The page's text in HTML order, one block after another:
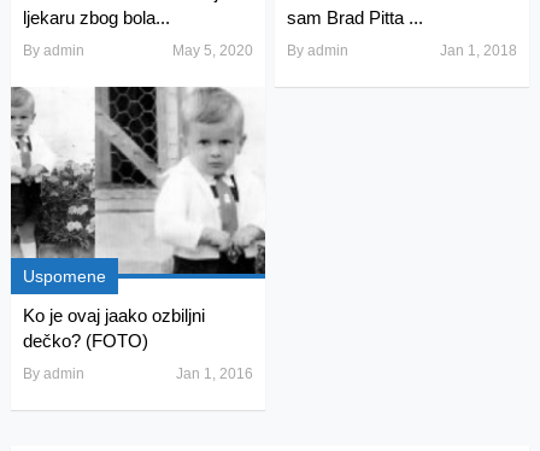
ljekaru zbog bola...
By admin May 5, 2020
sam Brad Pitta ...
Byadmin Jan 1, 2018
Uspomene
Ko je ovaj jaako ozbiljni
dečko? (FOTO)
By admin Jan 1, 2016